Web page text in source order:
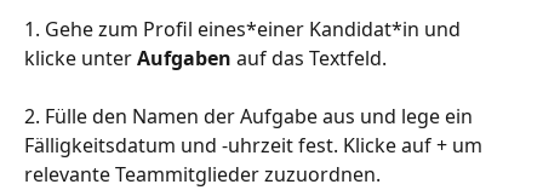
1. Gehe zum Profil eines*einer Kandidat*in und
klicke unter Aufgaben auf das Textfeld.
2. Fülle den Namen der Aufgabe aus und lege ein
Fälligkeitsdatum und -uhrzeit fest. Klicke auf + um
relevante Teammitglieder zuzuordnen.